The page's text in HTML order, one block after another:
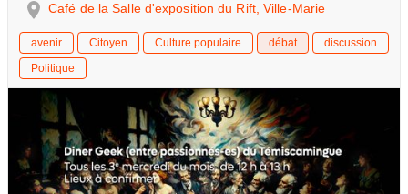
Café de la Salle d'exposition du Rift, Ville-Marie
avenir Citoyen Culture populaire débat
discussion
Politique